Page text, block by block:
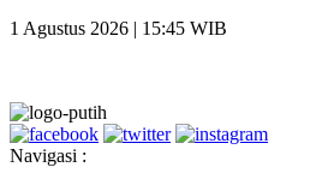
1 Agustus 2026 | 15:45 WIB
Navigasi :